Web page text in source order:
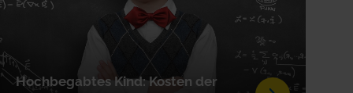
Hochbegabtes Kind: Kosten der